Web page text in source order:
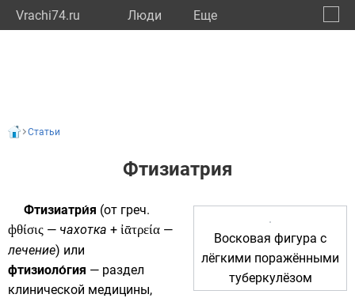
Vrachi74.ru Люди Eще
Статьи
Фтизиатрия
Восковая фигура с
лёгкими поражёнными
туберкулёзом
Фтизиатри́я (от греч.
фθίσις — чахотка + ἰᾱτρεία —
лечение) или
фтизиоло́гия — раздел
клинической медицины,